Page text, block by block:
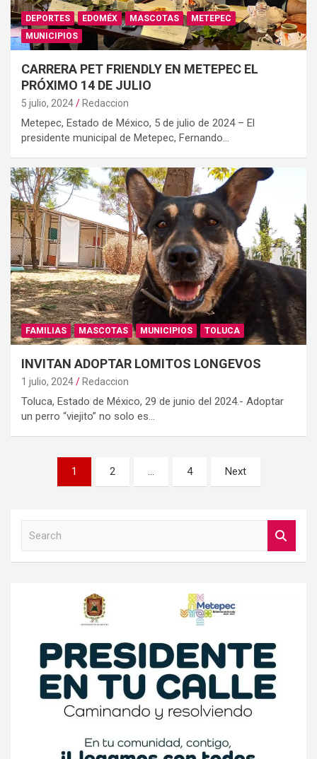
DEPORTES EDOMÉX MASCOTAS
METEPEC
MUNICIPIOS
CARRERA PET FRIENDLY EN METEPEC EL
PRÓXIMO 14 DE JULIO
5 julio, 2024 Redaccion
Metepec, Estado de México, 5 de julio de 2024 – El
presidente municipal de Metepec, Fernando…
FAMILIAS MASCOTAS MUNICIPIOS TOLUCA
INVITAN ADOPTAR LOMITOS LONGEVOS
1 julio, 2024 Redaccion
Toluca, Estado de México, 29 de junio del 2024.- Adoptar
un perro “viejito” no solo es…
Paginación
1 2 … 4 Next